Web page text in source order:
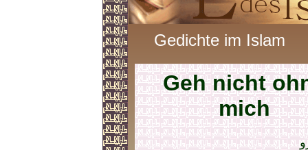
Gedichte im Islam
Geh nicht
mich